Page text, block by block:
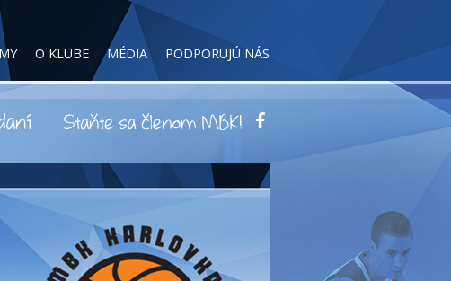
O KLUBE MÉDIA PODPORUJÚ NÁS